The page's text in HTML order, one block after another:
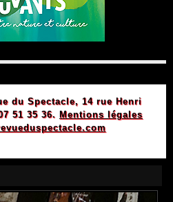
du Spectacle, 14 rue Henri
51 35 36. Mentions légales